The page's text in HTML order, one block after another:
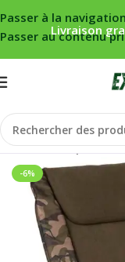
Passer à la navigation
Passer au contenu
Livraison
Accueil/Carpe/
-6%